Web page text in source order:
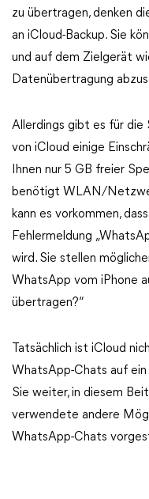
zu übertragen, denken
an iCloud-Backup. Sie
und auf dem Zielgerät
Datenübertragung
Allerdings gibt es für die
von iCloud einige
Ihnen nur 5 GB freier
benötigt WLAN/
kann es vorkommen,
Fehlermeldung
wird. Sie stellen
WhatsApp vom iPhone
übertragen?“
Tatsächlich ist iCloud
WhatsApp-Chats auf ein
Sie weiter, in diesem
verwendete andere
WhatsApp-Chats